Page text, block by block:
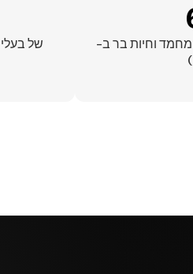
של
מחמד וחיות בר ב-
)